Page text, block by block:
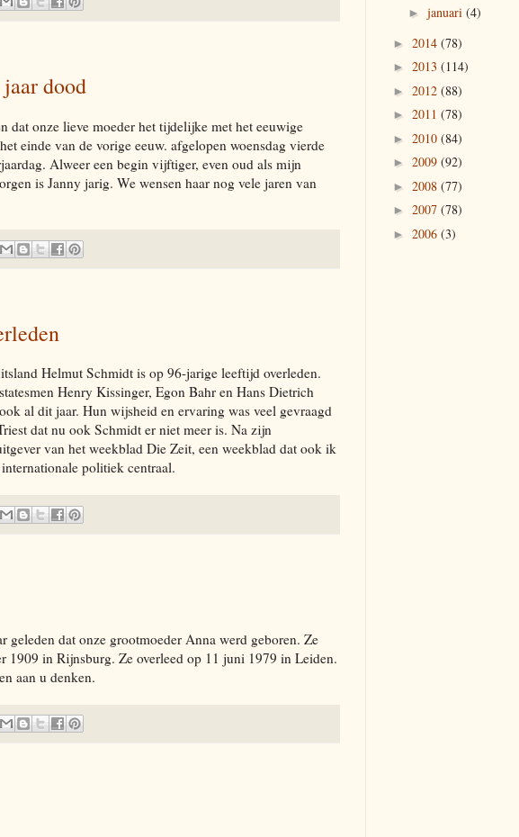
dood
dat onze lieve moeder het tijdelijke met het eeuwige
einde van de vorige eeuw. afgelopen woensdag vierde
Alweer een begin vijftiger, even oud als mijn
is Janny jarig. We wensen haar nog vele jaren van
Helmut Schmidt is op 96-jarige leeftijd overleden.
Henry Kissinger, Egon Bahr en Hans Dietrich
al dit jaar. Hun wijsheid en ervaring was veel gevraagd
dat nu ook Schmidt er niet meer is. Na zijn
van het weekblad Die Zeit, een weekblad dat ook ik
politiek centraal.
geleden dat onze grootmoeder Anna werd geboren. Ze
1909 in Rijnsburg. Ze overleed op 11 juni 1979 in Leiden.
aan u denken.
► januari (4)
► 2014 (78)
► 2013 (114)
► 2012 (88)
► 2011 (78)
► 2010 (84)
► 2009 (92)
► 2008 (77)
► 2007 (78)
► 2006 (3)